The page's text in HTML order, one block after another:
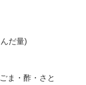
だ量)
ま・酢・さと